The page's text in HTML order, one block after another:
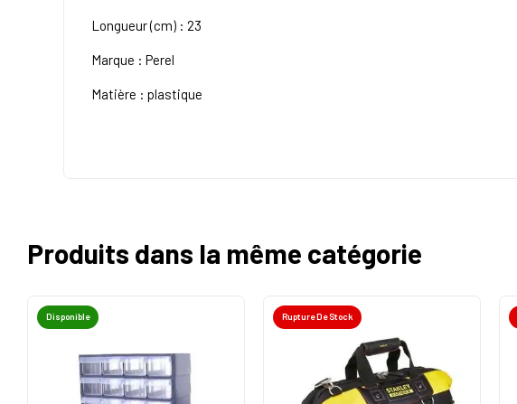
Longueur (cm) : 23
Marque : Perel
Matière : plastique
Produits dans la même catégorie
Disponible Rupture De Stock